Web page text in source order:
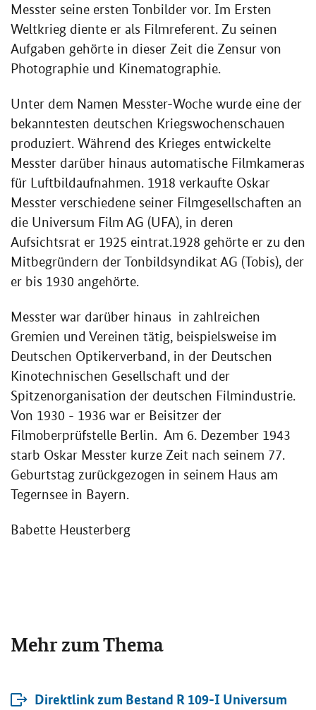
Messter seine ersten Tonbilder vor. Im Ersten
Weltkrieg diente er als Filmreferent. Zu seinen
Aufgaben gehörte in dieser Zeit die Zensur von
Photographie und Kinematographie.
Unter dem Namen Messter-Woche wurde eine der
bekanntesten deutschen Kriegswochenschauen
produziert. Während des Krieges entwickelte
Messter darüber hinaus automatische Filmkameras
für Luftbildaufnahmen. 1918 verkaufte Oskar
Messter verschiedene seiner Filmgesellschaften an
die Universum Film AG (UFA), in deren
Aufsichtsrat er 1925 eintrat.1928 gehörte er zu den
Mitbegründern der Tonbildsyndikat AG (Tobis), der
er bis 1930 angehörte.
Messter war darüber hinaus in zahlreichen
Gremien und Vereinen tätig, beispielsweise im
Deutschen Optikerverband, in der Deutschen
Kinotechnischen Gesellschaft und der
Spitzenorganisation der deutschen Filmindustrie.
Von 1930 - 1936 war er Beisitzer der
Filmoberprüfstelle Berlin. Am 6. Dezember 1943
starb Oskar Messter kurze Zeit nach seinem 77.
Geburtstag zurückgezogen in seinem Haus am
Tegernsee in Bayern.
Babette Heusterberg
Mehr zum Thema
Direktlink zum Bestand R 109-I Universum